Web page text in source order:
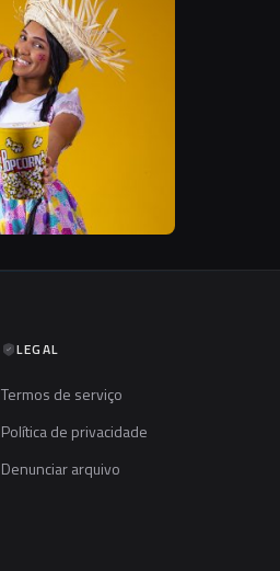
LEGAL
Termos de serviço
Política de privacidade
Denunciar arquivo